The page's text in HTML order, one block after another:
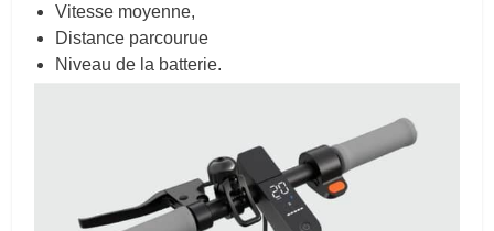
Vitesse moyenne,
Distance parcourue
Niveau de la batterie.